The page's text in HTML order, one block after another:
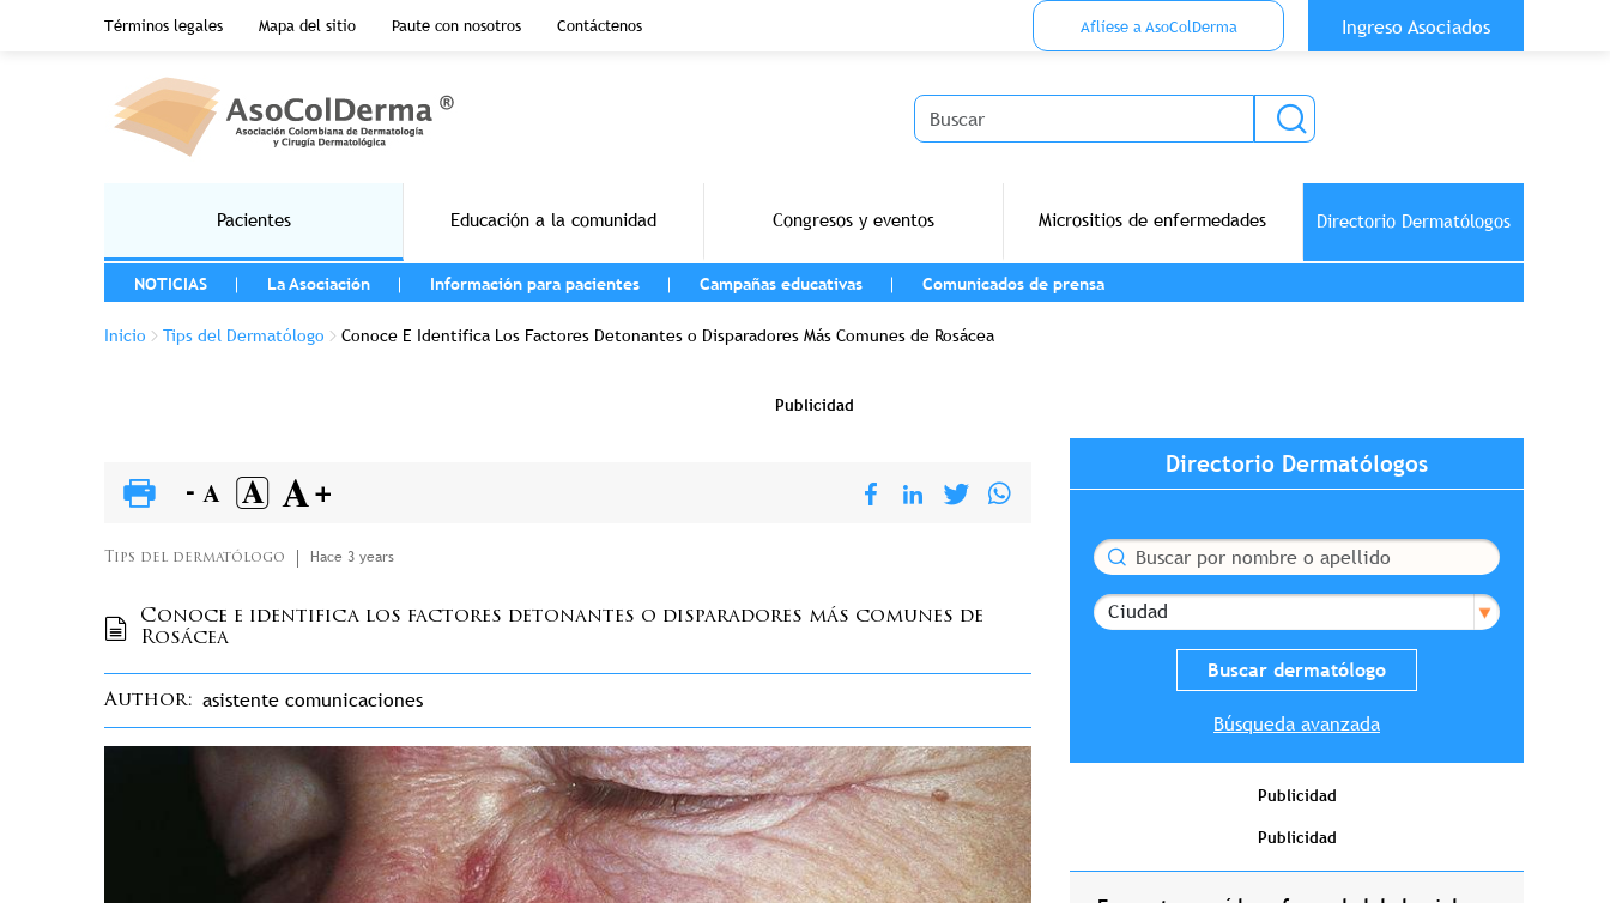
Pasar al contenido principal
Términos legales
Mapa del sitio Paute con nosotros Contáctenos
Menu Top Anónimo
Aflíese a AsoColDerma
Ingreso Asociados
Buscar
Pacientes Educación a la comunidad Congresos y eventos Micrositios de enfermedades Directorio Dermatólogos
MENU LEFT
NOTICIAS
La Asociación Información para pacientes Campañas educativas Comunicados de prensa
Sobrescribir enlaces de ayuda a la navegación
Inicio Tips del Dermatólogo Conoce E Identifica Los Factores Detonantes o Disparadores Más Comunes de Rosácea
Publicidad
Tips del dermatólogo Hace 3 years
Conoce e identifica los factores detonantes o disparadores más comunes de
Rosácea
Author asistente comunicaciones
Directorio Dermatólogos
Buscar
Ciudad
Búsqueda avanzada
Publicidad
Publicidad